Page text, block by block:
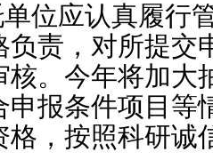
单位应认真履行
负责，对所提交
核。今年将加大
申报条件项目
格，按照科研诚